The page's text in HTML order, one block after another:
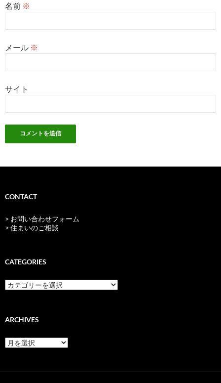
名前 ※
メール ※
サイト
CONTACT
> お問い合わせフォーム
> 住まいのご相談
CATEGORIES
categories
ARCHIVES
archives